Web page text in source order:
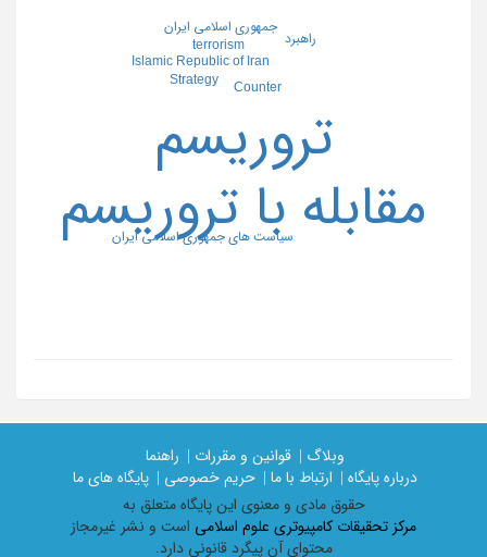
تروریسم
مقابله با تروریسم
Counter
Islamic Republic of Iran
Strategy
terrorism
جمهوری اسلامی ایران
راهبرد
سیاست های جمهوری اسلامی ایران
وبلاگ | قوانین و مقررات |
راهنما
درباره پایگاه |
ارتباط با ما | حریم خصوصی |
پایگاه های ما
حقوق مادی و معنوی اين پايگاه متعلق به
مرکز تحقیقات کامپیوتری علوم اسلامی است و نشر غیرمجاز
محتوای آن پیگرد قانونی دارد.